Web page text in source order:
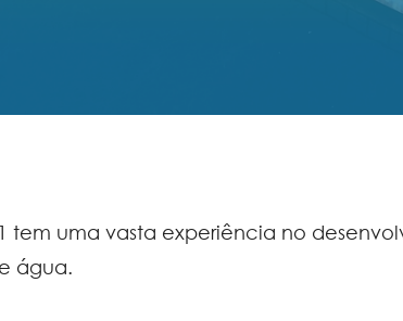
tem uma vasta experiência no
água.